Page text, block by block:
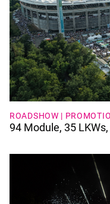
ROADSHOW |
94 Module, 35